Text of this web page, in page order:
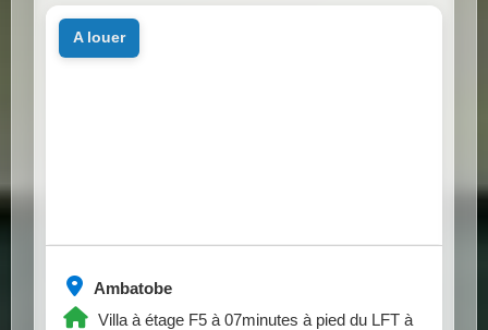
Ambatobe
Villa à étage F5 à 07minutes à pied du LFT à
a louer